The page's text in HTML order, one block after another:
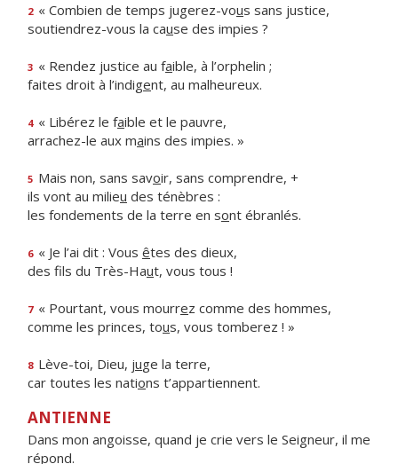
2 « Combien de temps jugerez-vous sans justice,
soutiendrez-vous la cause des impies ?
3 « Rendez justice au faible, à l’orphelin ;
faites droit à l’indigent, au malheureux.
4 « Libérez le faible et le pauvre,
arrachez-le aux mains des impies. »
5 Mais non, sans savoir, sans comprendre, +
ils vont au milieu des ténèbres :
les fondements de la terre en sont ébranlés.
6 « Je l’ai dit : Vous êtes des dieux,
des fils du Très-Haut, vous tous !
7 « Pourtant, vous mourrez comme des hommes,
comme les princes, tous, vous tomberez ! »
8 Lève-toi, Dieu, juge la terre,
car toutes les nations t’appartiennent.
ANTIENNE
Dans mon angoisse, quand je crie vers le Seigneur, il me
répond.